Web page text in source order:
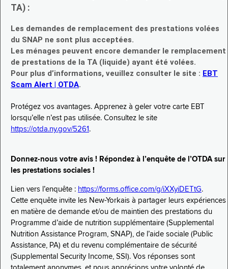
TA) :
Les demandes de remplacement des prestations volées
du SNAP ne sont plus acceptées.
Les ménages peuvent encore demander le remplacement
de prestations de la TA (liquide) ayant été volées.
Pour plus d’informations, veuillez consulter le site : EBT
Scam Alert | OTDA.
Protégez vos avantages. Apprenez à geler votre carte EBT
lorsqu’elle n’est pas utilisée. Consultez le site
https://otda.ny.gov/5261 .
Donnez-nous votre avis ! Répondez à l’enquête de l’OTDA sur
les prestations sociales !
Lien vers l’enquête : https://forms.office.com/g/iXXyiDETtG.
Cette enquête invite les New-Yorkais à partager leurs expériences
en matière de demande et/ou de maintien des prestations du
Programme d’aide de nutrition supplémentaire (Supplemental
Nutrition Assistance Program, SNAP), de l’aide sociale (Public
Assistance, PA) et du revenu complémentaire de sécurité
(Supplemental Security Income, SSI). Vos réponses sont